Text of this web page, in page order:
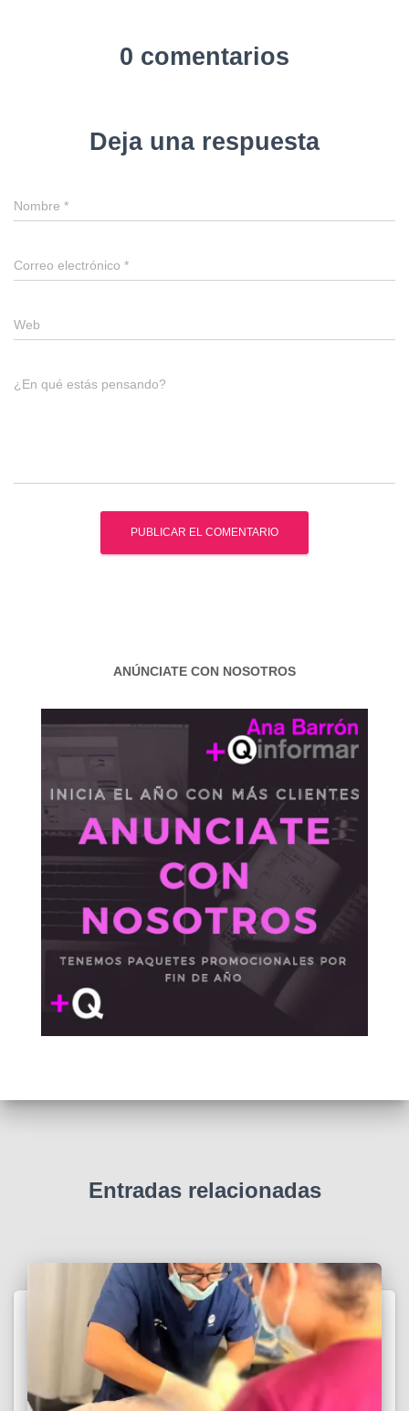
0 comentarios
Deja una respuesta
Nombre *
Correo electrónico *
Web
¿En qué estás pensando?
ANÚNCIATE CON NOSOTROS
Entradas relacionadas